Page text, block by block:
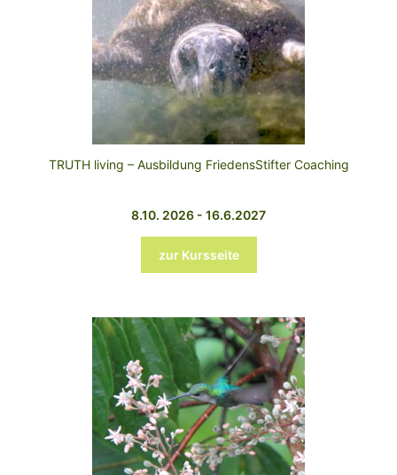
TRUTH living – Ausbildung FriedensStifter Coaching
8.10. 2026 - 16.6.2027
zur Kursseite